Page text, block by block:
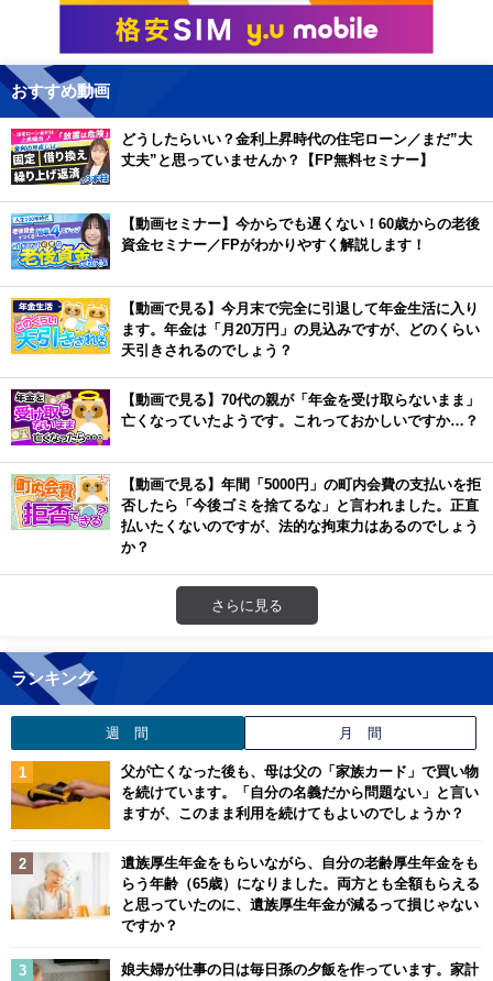
おすすめ動画
どうしたらいい？金利上昇時代の住宅ローン／まだ”大
丈夫”と思っていませんか？【FP無料セミナー】
【動画セミナー】今からでも遅くない！60歳からの老後
資金セミナー／FPがわかりやすく解説します！
【動画で見る】今月末で完全に引退して年金生活に入り
ます。年金は「月20万円」の見込みですが、どのくらい
天引きされるのでしょう？
【動画で見る】70代の親が「年金を受け取らないまま」
亡くなっていたようです。これっておかしいですか…？
【動画で見る】年間「5000円」の町内会費の支払いを拒
否したら「今後ゴミを捨てるな」と言われました。正直
払いたくないのですが、法的な拘束力はあるのでしょう
か？
さらに見る
ランキング
週 間 月 間
父が亡くなった後も、母は父の「家族カード」で買い物
を続けています。「自分の名義だから問題ない」と言い
ますが、このまま利用を続けてもよいのでしょうか？
遺族厚生年金をもらいながら、自分の老齢厚生年金をも
らう年齢（65歳）になりました。両方とも全額もらえる
と思っていたのに、遺族厚生年金が減るって損じゃない
ですか？
娘夫婦が仕事の日は毎日孫の夕飯を作っています。家計